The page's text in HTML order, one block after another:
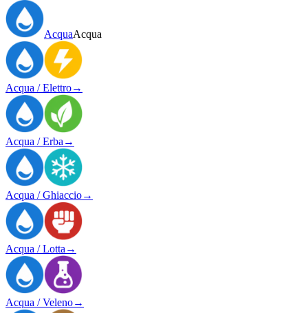
AcquaAcqua
Acqua / Elettro→
Acqua / Erba →
Acqua / Ghiaccio→
Acqua / Lotta →
Acqua / Veleno→